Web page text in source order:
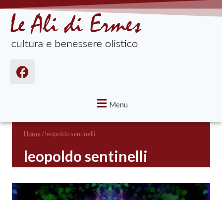
Menu
Home/leopoldo sentinelli
leopoldo sentinelli